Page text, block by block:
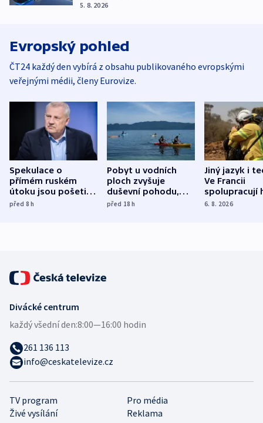
5. 8. 2026
Evropský pohled
ČT24 každý den vybírá z obsahu publikovaného evropskými
veřejnými médii, členy Eurovize.
Spekulace o
přímém ruském
útoku jsou pošetilé,
míní estonský
před 8h
Pobyt u vodních
ploch zvyšuje
duševní pohodu,
ukázala
před 18h
Jiný jazyk i
Ve Francii
spolupracují
různých zemí
6. 8. 2026
TV program
Pro média
Živé vysílání
Reklama
Divácké centrum
každý všední den:8:00—16:00 hodin
261 136 113
info@ceskatelevize.cz